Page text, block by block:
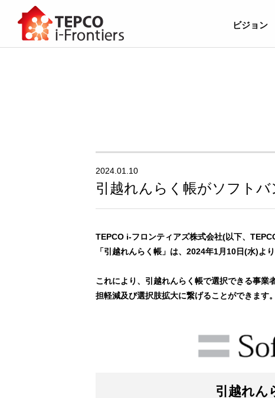
ビジョン
2024.01.10
引越れんらく帳がソフト
TEPCO i-フロンティアズ株式会社(以下、
「引越れんらく帳」は、2024年1月10日(水)よ
これにより、引越れんらく帳で選択できる事業
担軽減及び選択肢拡大に繋げることができます。
引越れん